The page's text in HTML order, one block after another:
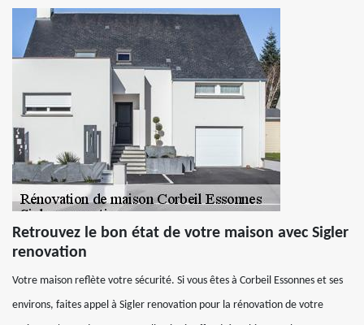
Retrouvez le bon état de votre maison avec Sigler
renovation
Votre maison reflète votre sécurité. Si vous êtes à Corbeil Essonnes et ses
environs, faites appel à Sigler renovation pour la rénovation de votre